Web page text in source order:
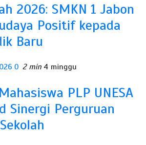
2026: SMKN 1 Jabon
Positif kepada
Baru
0 2 min 4 minggu
PLP UNESA
Sinergi Perguruan